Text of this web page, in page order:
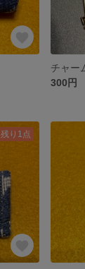
チャ
300円
残り1点